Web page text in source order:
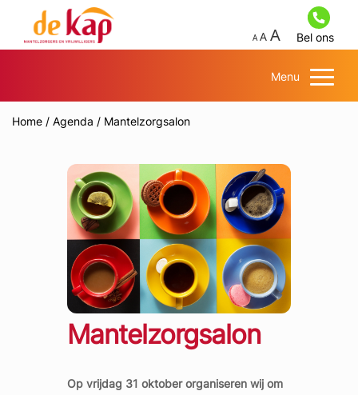
Bel ons
Menu
Home / Agenda / Mantelzorgsalon
Mantelzorgsalon
Op vrijdag 31 oktober organiseren wij om